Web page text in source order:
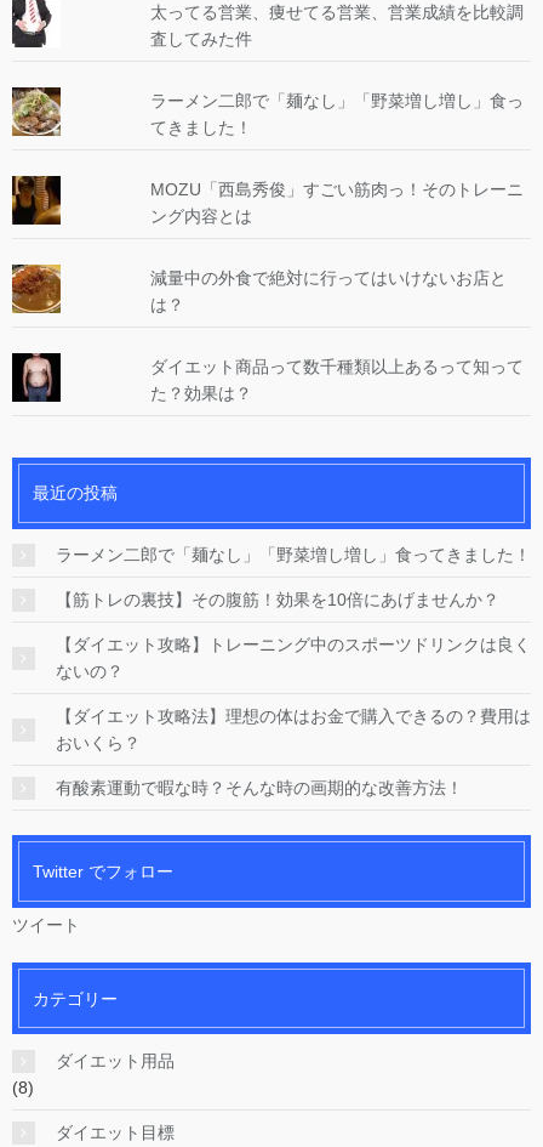
太ってる営業、痩せてる営業、営業成績を比較調
査してみた件
ラーメン二郎で「麺なし」「野菜増し増し」食っ
てきました！
MOZU「西島秀俊」すごい筋肉っ！そのトレーニ
ング内容とは
減量中の外食で絶対に行ってはいけないお店と
は？
ダイエット商品って数千種類以上あるって知って
た？効果は？
最近の投稿
ラーメン二郎で「麺なし」「野菜増し増し」食ってきました！
【筋トレの裏技】その腹筋！効果を10倍にあげませんか？
【ダイエット攻略】トレーニング中のスポーツドリンクは良く
ないの？
【ダイエット攻略法】理想の体はお金で購入できるの？費用は
おいくら？
有酸素運動で暇な時？そんな時の画期的な改善方法！
Twitter でフォロー
ツイート
カテゴリー
ダイエット用品
(8)
ダイエット目標